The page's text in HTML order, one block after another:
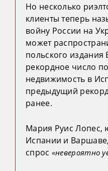
Но несколько
клиенты теперь
войну России на
может
польского издания
рекордное число
недвижимость в
предыдущий
ранее.
Мария Руис Лопес,
Испании и Варшаве,
спрос «невероятно